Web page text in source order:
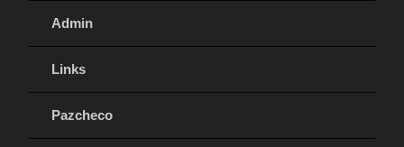
Admin
Links
Pazcheco